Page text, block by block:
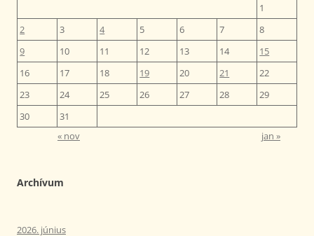
1
2
3 4 5 6 7
8
9
10 11 12 13 14
15
16
17 18 19 20 21
22
23
24 25 26 27 28
29
30
31
« nov
jan »
Archívum
2026. június